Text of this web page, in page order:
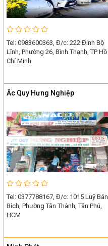
Tel: 0983600363, Đ/c: 222 Đinh Bộ
Lĩnh, Phường 26, Bình Thạnh, TP Hồ
Chí Minh
Ắc Quy Hưng Nghiệp
Tel: 0377788167, Đ/c: 1015 Luỹ Bán
Bích, Phường Tân Thành, Tân Phú,
HCM